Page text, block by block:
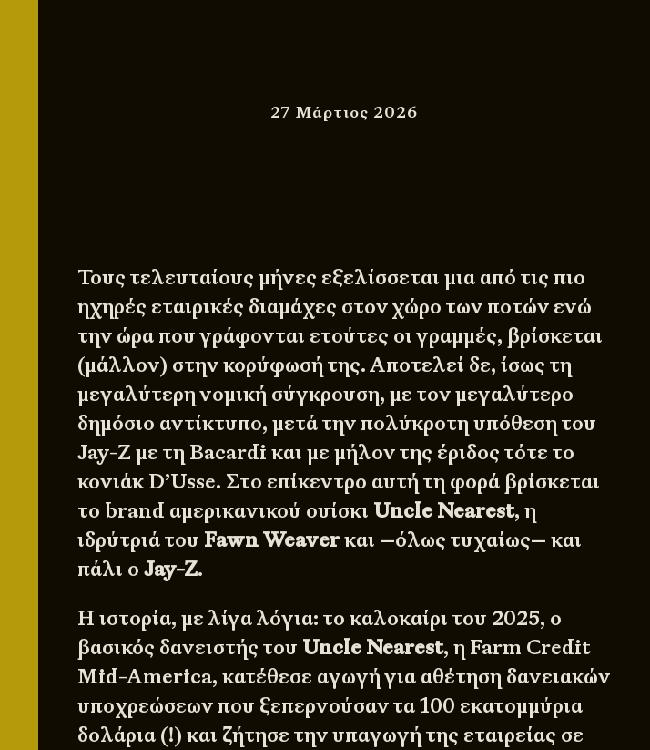
27 Μάρτιος 2026
Τους τελευταίους μήνες εξελίσσεται μια από τις πιο
ηχηρές εταιρικές διαμάχες στον χώρο των ποτών ενώ
την ώρα που γράφονται ετούτες οι γραμμές, βρίσκεται
(μάλλον) στην κορύφωσή της. Αποτελεί δε, ίσως τη
μεγαλύτερη νομική σύγκρουση, με τον μεγαλύτερο
δημόσιο αντίκτυπο, μετά την πολύκροτη υπόθεση του
Jay-Z με τη Bacardi και με μήλον της έριδος τότε το
κονιάκ D’Usse. Στο επίκεντρο αυτή τη φορά βρίσκεται
το brand αμερικανικού ουίσκι Uncle Nearest, η
ιδρύτριά του Fawn Weaverκαι —όλως τυχαίως— και
πάλι οJay-Z.
Η ιστορία, με λίγα λόγια: το καλοκαίρι του 2025, ο
βασικός δανειστής του Uncle Nearest, η Farm Credit
Mid-America, κατέθεσε αγωγή για αθέτηση δανειακών
υποχρεώσεων που ξεπερνούσαν τα 100 εκατομμύρια
δολάρια (!) και ζήτησε την υπαγωγή της εταιρείας σε